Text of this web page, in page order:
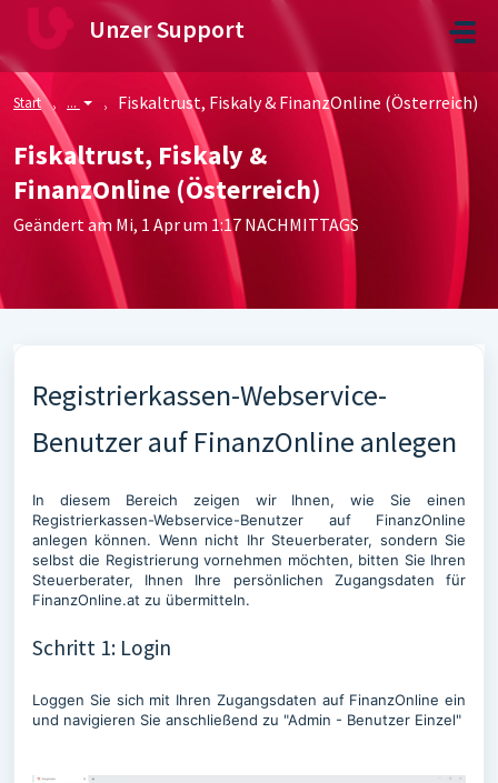
Zum hauptsächlichen Inhalt gehen
Unzer Support
Start ... Fiskaltrust, Fiskaly & FinanzOnline (Österreich)
Fiskaltrust, Fiskaly &
FinanzOnline (Österreich)
Geändert am Mi, 1 Apr um 1:17 NACHMITTAGS
Registrierkassen-Webservice-
Benutzer auf FinanzOnline anlegen
In diesem Bereich zeigen wir Ihnen, wie Sie einen
Registrierkassen-Webservice-Benutzer auf FinanzOnline
anlegen können. Wenn nicht Ihr Steuerberater, sondern Sie
selbst die Registrierung vornehmen möchten, bitten Sie Ihren
Steuerberater, Ihnen Ihre persönlichen Zugangsdaten für
FinanzOnline.at zu übermitteln.
Schritt 1: Login
Loggen Sie sich mit Ihren Zugangsdaten auf FinanzOnline ein
und navigieren Sie anschließend zu "Admin - Benutzer Einzel"